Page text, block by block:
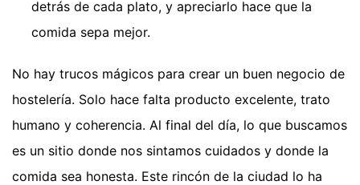
detrás de cada plato, y apreciarlo hace que la
comida sepa mejor.
No hay trucos mágicos para crear un buen negocio de
hostelería. Solo hace falta producto excelente, trato
humano y coherencia. Al final del día, lo que buscamos
es un sitio donde nos sintamos cuidados y donde la
comida sea honesta. Este rincón de la ciudad lo ha